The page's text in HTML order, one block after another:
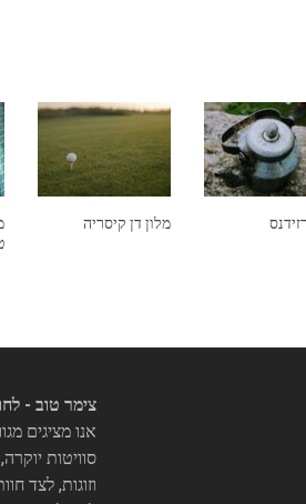
מלון דן קיסריה
צימר טוב -
אנו מציגים
סוויטות
וזוגות, לצד